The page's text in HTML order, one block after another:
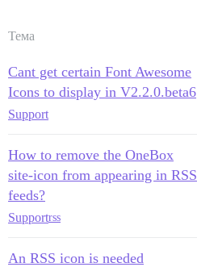
Тема
Cant get certain Font Awesome
Icons to display in V2.2.0.beta6
Support
How to remove the OneBox
site-icon from appearing in RSS
feeds?
Supportrss
An RSS icon is needed